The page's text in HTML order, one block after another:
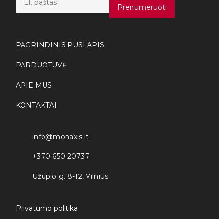
*
Prenumeruoti
PAGRINDINIS PUSLAPIS
PARDUOTUVĖ
APIE MUS
KONTAKTAI
info@monaxis.lt
+370 650 20737
Užupio g. 8-12, Vilnius
Privatumo politika